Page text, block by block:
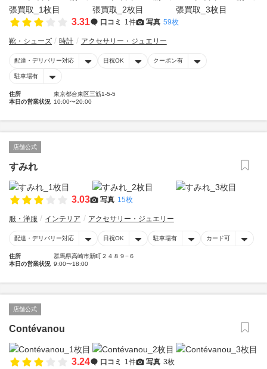
3.31 口コミ 1件 写真 59枚
靴・シューズ 時計 アクセサリー・ジュエリー
配達・デリバリー対応 日祝OK クーポン有
駐車場有
住所
東京都台東区三筋1-5-5
本日の営業状況 10:00〜20:00
店舗公式
すみれ
3.03 写真 15枚
服・洋服 インテリア アクセサリー・ジュエリー
配達・デリバリー対応 日祝OK 駐車場有 カード可
住所
群馬県高崎市新町２４８９−６
本日の営業状況 9:00〜18:00
店舗公式
Contévanou
3.24 口コミ 1件 写真 3枚